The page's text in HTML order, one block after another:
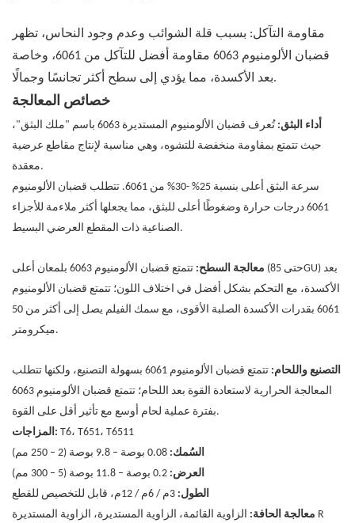
مقاومة التآكل: بسبب قلة الشوائب وعدم وجود النحاس، تظهر
قضبان الألومنيوم 6063 مقاومة أفضل للتآكل من 6061، وخاصة
بعد الأكسدة، مما يؤدي إلى سطح أكثر تجانسًا وجمالًا.
خصائص المعالجة
أداء البثق:
تُعرف قضبان الألومنيوم المستديرة 6063 باسم "ملك البثق"،
حيث تتمتع بمقاومة منخفضة للتشوه، وهي مناسبة لإنتاج مقاطع عرضية
معقدة.
سرعة البثق أعلى بنسبة 25% -30% من 6061. تتطلب قضبان
الألومنيوم
6061 درجات حرارة وضغوطًا أعلى للبثق، مما يجعلها أكثر ملاءمة للأجزاء
الصناعية ذات المقطع العرضي البسيط.
معالجة السطح:
تتمتع قضبان الألومنيوم 6063 بلمعان أعلى (حتى 85GU) بعد
الأكسدة، مع التحكم بشكل أفضل في اختلاف اللون؛ تتمتع قضبان الألومنيوم
6061
بقدرات الأكسدة الصلبة الأقوى، مع سمك الفيلم يصل إلى أكثر من 50
ميكرومتر.
التصنيع واللحام:
تتمتع قضبان الألومنيوم 6061 بسهولة التصنيع، ولكنها تتطلب
المعالجة الحرارية لاستعادة القوة بعد اللحام؛ تتمتع قضبان الألومنيوم 6063
بفترة عملية لحام أوسع مع تأثير أقل على القوة.
المزاجات: T6، T651، T6511
السُمك:
العرض:
الطول:
معالجة الحافة: الزاوية القائمة، الزاوية المستديرة، الزاوية المستديرة R